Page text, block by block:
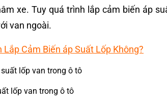
xe. Tuy quá trình lắp cảm biến áp
van ngoài.
Lắp Cảm Biến áp Suất Lốp Không?
lốp van trong ô tô